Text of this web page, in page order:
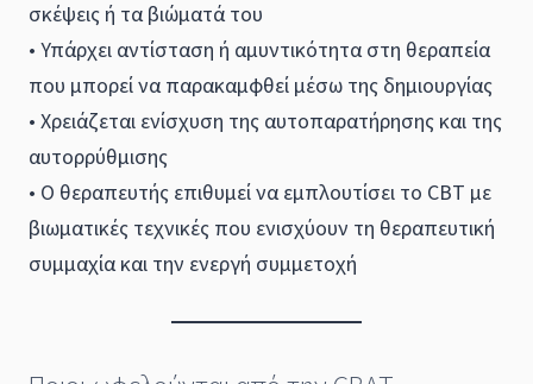
σκέψεις ή τα βιώματά του
• Υπάρχει αντίσταση ή αμυντικότητα στη θεραπεία
που μπορεί να παρακαμφθεί μέσω της δημιουργίας
• Χρειάζεται ενίσχυση της αυτοπαρατήρησης και της
αυτορρύθμισης
• Ο θεραπευτής επιθυμεί να εμπλουτίσει το CBT με
βιωματικές τεχνικές που ενισχύουν τη θεραπευτική
συμμαχία και την ενεργή συμμετοχή